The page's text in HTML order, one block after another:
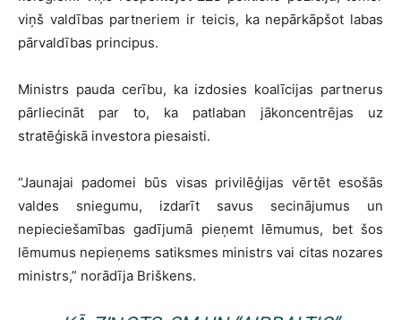
viņš valdības partneriem ir teicis, ka nepārkāpšot labas
pārvaldības principus.
Ministrs pauda cerību, ka izdosies koalīcijas partnerus
pārliecināt par to, ka patlaban jākoncentrējas uz
stratēģiskā investora piesaisti.
“Jaunajai padomei būs visas privilēģijas vērtēt esošās
valdes sniegumu, izdarīt savus secinājumus un
nepieciešamības gadījumā pieņemt lēmumus, bet šos
lēmumus nepieņems satiksmes ministrs vai citas nozares
ministrs,” norādīja Briškens.